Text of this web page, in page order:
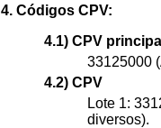
4. Códigos CPV:
4.1) CPV
33125000
4.2) CPV
Lote 1:
diversos).